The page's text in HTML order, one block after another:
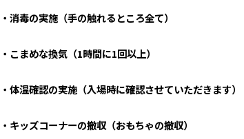
・消毒の実施（手の触れるところ全て）
・こまめな換気（1時間に1回以上）
・体温確認の実施（入場時に確認させていただきます）
・キッズコーナーの撤収（おもちゃの撤収）